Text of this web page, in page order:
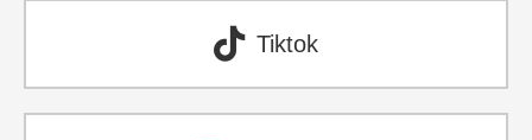
Tiktok